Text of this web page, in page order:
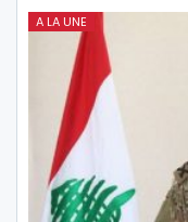
A LA UNE